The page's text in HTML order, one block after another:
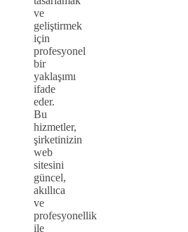
ve
geliştirmek
için
profesyonel
bir
yaklaşımı
ifade
eder.
Bu
hizmetler,
şirketinizin
web
sitesini
güncel,
akıllıca
ve
profesyonellik
ile